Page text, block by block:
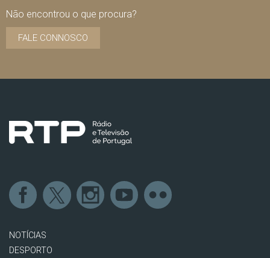
Não encontrou o que procura?
FALE CONNOSCO
NOTÍCIAS
DESPORTO